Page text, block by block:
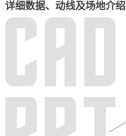
详细数据、动线及场地介绍